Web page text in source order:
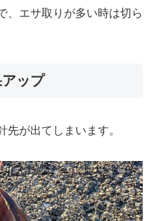
、エサ取りが多い時は切ら
ップ
が出てしまいます。